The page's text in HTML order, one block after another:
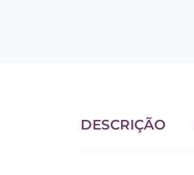
DESCRIÇÃO